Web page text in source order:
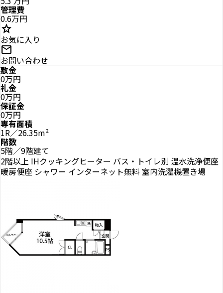
管理費
0.6万円
star
お気に入り
mail
お問い合わせ
敷金
0万円
礼金
0万円
保証金
0万円
専有面積
1R／26.35m²
階数
5階／9階建て
2階以上 IHクッキングヒーター バス・トイレ別 温水洗浄便座
暖房便座 シャワー インターネット無料 室内洗濯機置き場